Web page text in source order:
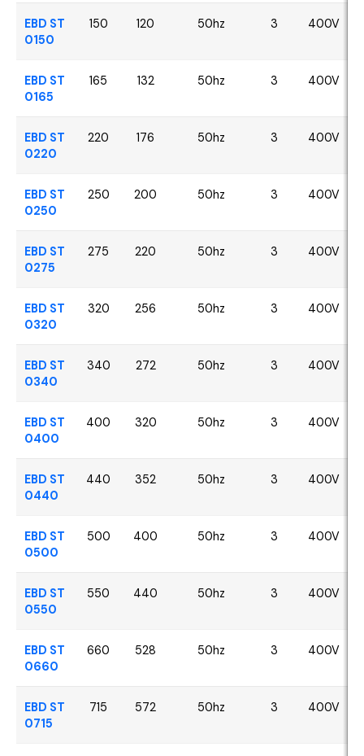
EBD ST
0150
150 120 50hz 3 400V
EBD ST
0165
165 132 50hz 3 400V
EBD ST
0220
220 176 50hz 3 400V
EBD ST
0250
250 200 50hz 3 400V
EBD ST
0275
275 220 50hz 3 400V
EBD ST
0320
320 256 50hz 3 400V
EBD ST
0340
340 272 50hz 3 400V
EBD ST
0400
400 320 50hz 3 400V
EBD ST
0440
440 352 50hz 3 400V
EBD ST
0500
500 400 50hz 3 400V
EBD ST
0550
550 440 50hz 3 400V
EBD ST
0660
660 528 50hz 3 400V
EBD ST
0715
715 572 50hz 3 400V